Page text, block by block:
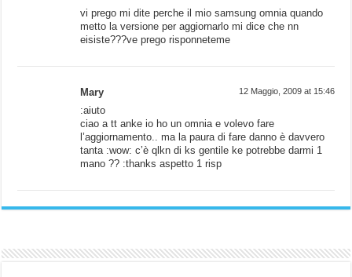
vi prego mi dite perche il mio samsung omnia quando
metto la versione per aggiornarlo mi dice che nn
eisiste???ve prego risponneteme
Mary 12 Maggio, 2009 at 15:46
:aiuto
ciao a tt anke io ho un omnia e volevo fare
l’aggiornamento.. ma la paura di fare danno è davvero
tanta :wow: c’è qlkn di ks gentile ke potrebbe darmi 1
mano ?? :thanks aspetto 1 risp